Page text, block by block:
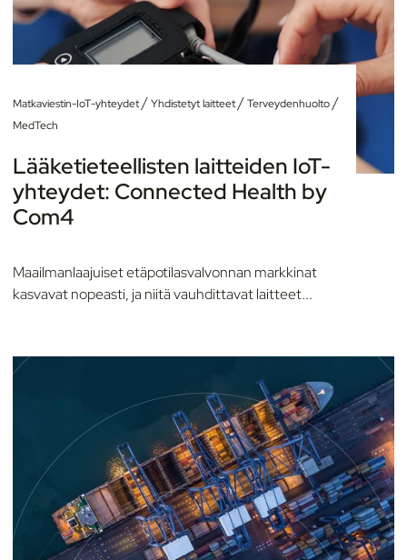
Matkaviestin-IoT-yhteydet/Yhdistetyt laitteet/Terveydenhuolto/
MedTech
Lääketieteellisten laitteiden IoT-
yhteydet: Connected Health by
Com4
Maailmanlaajuiset etäpotilasvalvonnan markkinat
kasvavat nopeasti, ja niitä vauhdittavat laitteet...